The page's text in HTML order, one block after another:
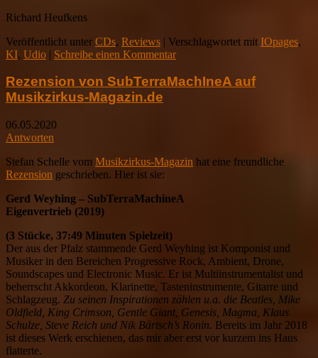
Richard Heufkens
Veröffentlicht unter CDs, Reviews | Verschlagwortet mit IOpages,
KI, Udio | Schreibe einen Kommentar
Rezension von SubTerraMachIneA auf
Musikzirkus-Magazin.de
06.05.2020
Antworten
Stefan Schelle vom Musikzirkus-Magazin hat eine freundliche
Rezension geschrieben. Hier ist sie:
Gerd Weyhing – SubTerraMachineA
Eigenvertrieb (2019)
(3 Stücke, 37:49 Minuten Spielzeit)
Der aus der Pfalz stammende Gerd Weyhing ist Komponist und
Musiker in den Bereichen Progressive Rock, Ambient, Drone,
Soundscapes und Electronic Music. Er ist Multiinstrumentalist und
beherrscht Akkordeon, Klarinette, Tasteninstrumente, Gitarre und
Schlagzeug. Zu seinen Inspirationen zählen u.a. die Beatles, Mike
Oldfield, King Crimson, Gentle Giant, Genesis, Magma, Klaus
Schulze, Steve Reich und Nik Bärtsch’s Ronin. Bereits im Jahr 2018
ist dieses Werk erschienen, das mir aber erst vor kurzem ins Haus
flatterte.